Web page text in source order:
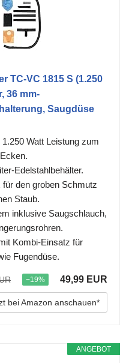
TC-VC 1815 S (1.250
36 mm-
Saugdüse
Watt Leistung zum
Edelstahlbehälter.
den groben Schmutz
Staub.
inklusive Saugschlauch,
Kombi-Einsatz für
Fugendüse.
−19% 49,99 EUR
bei Amazon anschauen*
ANGEBOT